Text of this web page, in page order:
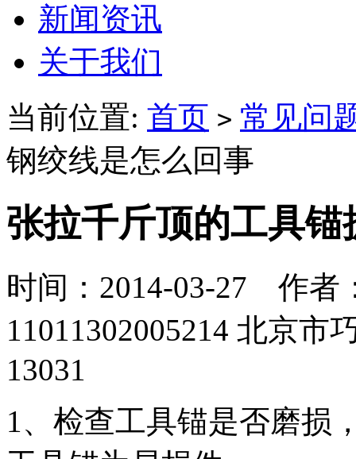
新闻资讯
关于我们
当前位置: 首页 > 常见问
钢绞线是怎么回事
张拉千斤顶的工具
时间：2014-03-27 作者
11011302005214 北京
13031
1、检查工具锚是否磨损